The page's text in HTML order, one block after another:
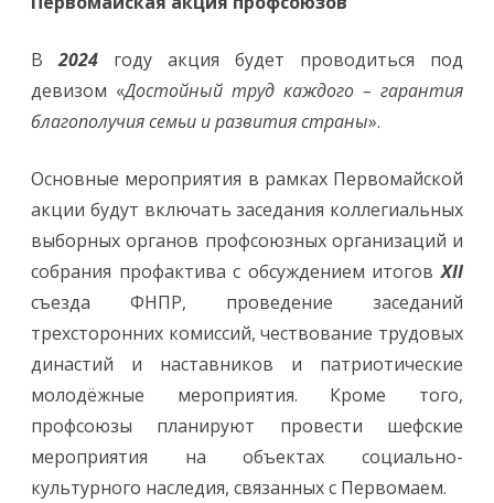
В2024 году акция будет проводиться под
девизом «Достойный труд каждого – гарантия
благополучия семьи и развития страны».
Основные мероприятия в рамках Первомайской
акции будут включать заседания коллегиальных
выборных органов профсоюзных организаций и
собрания профактива с обсуждением итоговXII
съезда ФНПР, проведение заседаний
трехсторонних комиссий, чествование трудовых
династий и наставников и патриотические
молодёжные мероприятия. Кроме того,
профсоюзы планируют провести шефские
мероприятия на объектах социально-
культурного наследия, связанных с Первомаем.